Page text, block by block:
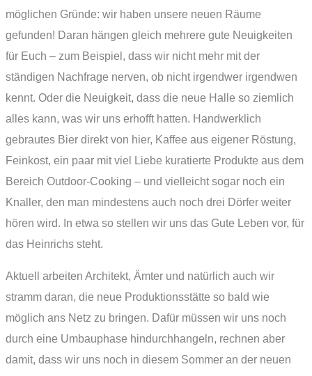
möglichen Gründe: wir haben unsere neuen Räume
gefunden! Daran hängen gleich mehrere gute Neuigkeiten
für Euch – zum Beispiel, dass wir nicht mehr mit der
ständigen Nachfrage nerven, ob nicht irgendwer irgendwen
kennt. Oder die Neuigkeit, dass die neue Halle so ziemlich
alles kann, was wir uns erhofft hatten. Handwerklich
gebrautes Bier direkt von hier, Kaffee aus eigener Röstung,
Feinkost, ein paar mit viel Liebe kuratierte Produkte aus dem
Bereich Outdoor-Cooking – und vielleicht sogar noch ein
Knaller, den man mindestens auch noch drei Dörfer weiter
hören wird. In etwa so stellen wir uns das Gute Leben vor, für
das Heinrichs steht.
Aktuell arbeiten Architekt, Ämter und natürlich auch wir
stramm daran, die neue Produktionsstätte so bald wie
möglich ans Netz zu bringen. Dafür müssen wir uns noch
durch eine Umbauphase hindurchhangeln, rechnen aber
damit, dass wir uns noch in diesem Sommer an der neuen